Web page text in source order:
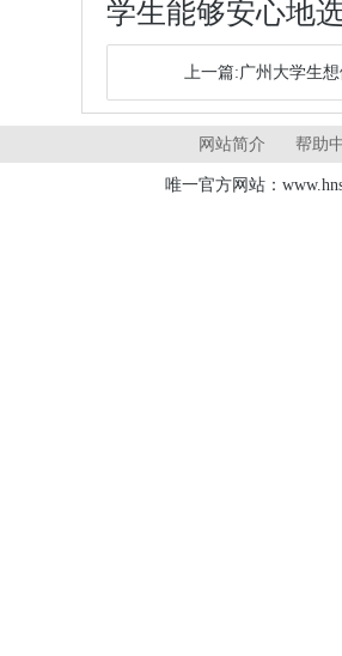
学生能够安心地
上一篇:广州大学生
网站简介 帮助
唯一官方网站：